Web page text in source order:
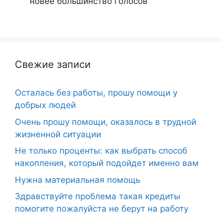
Свежие записи
Осталась без работы, прошу помощи у
добрых людей
Очень прошу помощи, оказалось в трудной
жизненной ситуации
Не только проценты: как выбрать способ
накопления, который подойдет именно вам
Нужна материальная помощь
Здравствуйте проблема такая кредиты
помогите пожалуйста не берут на работу